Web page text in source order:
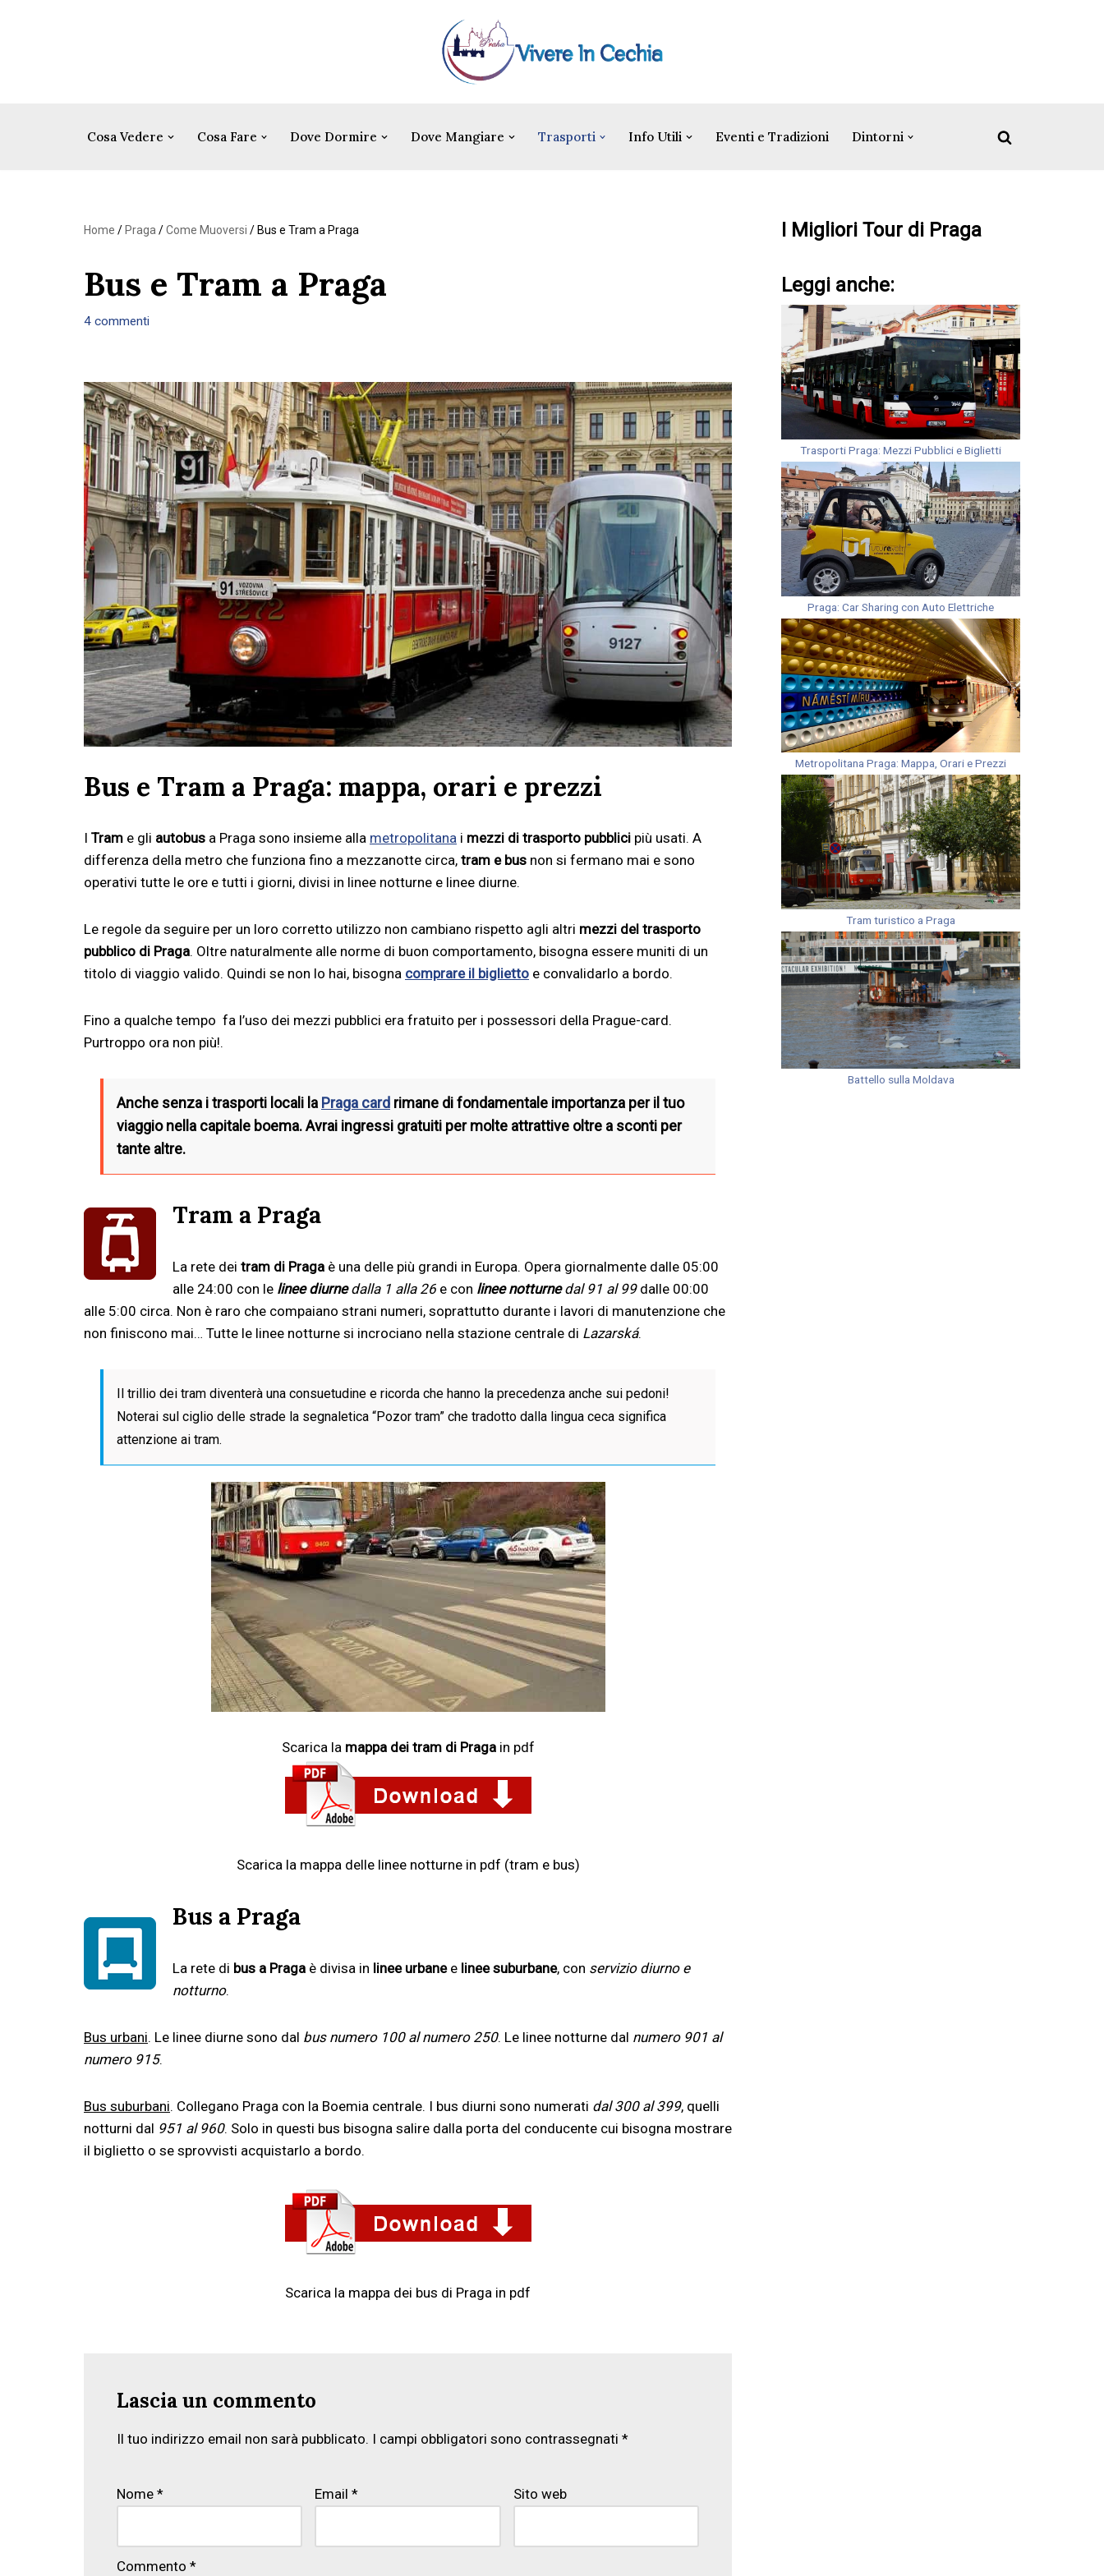
Cosa Vedere Cosa Fare Dove Dormire Dove Mangiare Trasporti Info Utili Eventi e Tradizioni Dintorni
Home / Praga/Come Muoversi / Bus e Tram a Praga
Bus e Tram a Praga
4 commenti
Bus e Tram a Praga: mappa, orari e prezzi
I Tram e gli autobus a Praga sono insieme alla metropolitana i mezzi di trasporto pubblici più usati. A
differenza della metro che funziona fino a mezzanotte circa, tram e bus non si fermano mai e sono
operativi tutte le ore e tutti i giorni, divisi in linee notturne e linee diurne.
Le regole da seguire per un loro corretto utilizzo non cambiano rispetto agli altri mezzi del trasporto
pubblico di Praga. Oltre naturalmente alle norme di buon comportamento, bisogna essere muniti di un
titolo di viaggio valido. Quindi se non lo hai, bisogna comprare il biglietto e convalidarlo a bordo.
Fino a qualche tempo fa l’uso dei mezzi pubblici era fratuito per i possessori della Prague-card.
Purtroppo ora non più!.
Anche senza i trasporti locali la Praga card rimane di fondamentale importanza per il tuo
viaggio nella capitale boema. Avrai ingressi gratuiti per molte attrattive oltre a sconti per
tante altre.
Tram a Praga
La rete dei tram di Praga è una delle più grandi in Europa. Opera giornalmente dalle 05:00
alle 24:00 con le linee diurnedalla 1 alla 26 e con linee notturnedal 91 al 99dalle 00:00
alle 5:00 circa. Non è raro che compaiano strani numeri, soprattutto durante i lavori di manutenzione che
non finiscono mai… Tutte le linee notturne si incrociano nella stazione centrale di Lazarská.
Il trillio dei tram diventerà una consuetudine e ricorda che hanno la precedenza anche sui pedoni!
Noterai sul ciglio delle strade la segnaletica “Pozor tram” che tradotto dalla lingua ceca significa
attenzione ai tram.
Scarica la mappa dei tram di Pragain pdf
Scarica la mappa delle linee notturne in pdf (tram e bus)
Bus a Praga
La rete di bus a Praga è divisa in linee urbanee linee suburbane, con servizio diurno e
notturno.
Bus urbani. Le linee diurne sono dal bus numero 100 al numero 250. Le linee notturne dal numero 901 al
numero 915.
Bus suburbani. Collegano Praga con la Boemia centrale. I bus diurni sono numerati dal 300 al 399, quelli
notturni dal 951 al 960. Solo in questi bus bisogna salire dalla porta del conducente cui bisogna mostrare
il biglietto o se sprovvisti acquistarlo a bordo.
Scarica la mappa dei bus di Praga in pdf
Lascia un commento
Il tuo indirizzo email non sarà pubblicato. I campi obbligatori sono contrassegnati *
Nome * Email* Sito web
Commento *
I Migliori Tour di Praga
Leggi anche:
Trasporti Praga: Mezzi Pubblici e Biglietti
Praga: Car Sharing con Auto Elettriche
Metropolitana Praga: Mappa, Orari e Prezzi
Tram turistico a Praga
Battello sulla Moldava